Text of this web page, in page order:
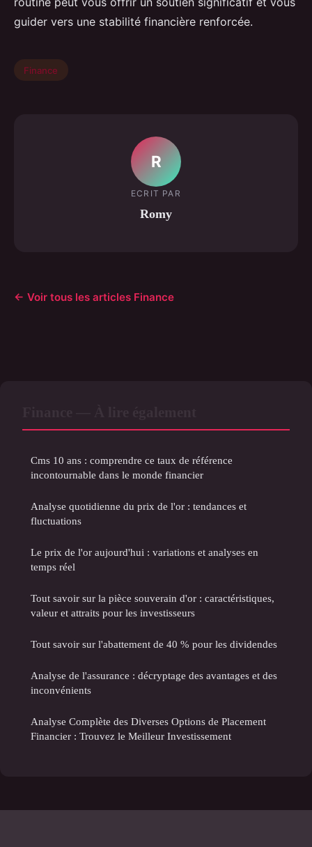
guider vers une stabilité financière renforcée.
Finance
R
ECRIT PAR
Romy
← Voir tous les articles Finance
Cms 10 ans : comprendre ce taux de référence
incontournable dans le monde financier
Analyse quotidienne du prix de l'or : tendances et
fluctuations
Le prix de l'or aujourd'hui : variations et analyses en
temps réel
Tout savoir sur la pièce souverain d'or : caractéristiques,
valeur et attraits pour les investisseurs
Tout savoir sur l'abattement de 40 % pour les dividendes
Analyse de l'assurance : décryptage des avantages et des
inconvénients
Analyse Complète des Diverses Options de Placement
Financier : Trouvez le Meilleur Investissement